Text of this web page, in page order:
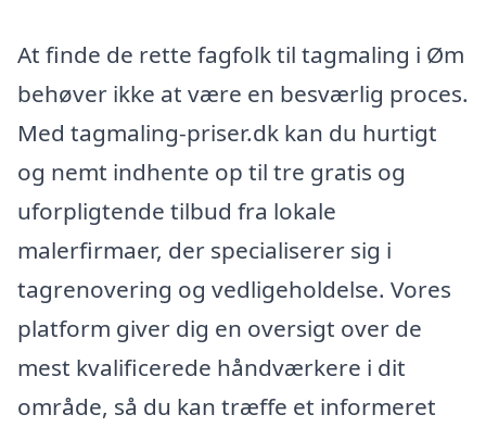
At finde de rette fagfolk til tagmaling i Øm
behøver ikke at være en besværlig proces.
Med tagmaling-priser.dk kan du hurtigt
og nemt indhente op til tre gratis og
uforpligtende tilbud fra lokale
malerfirmaer, der specialiserer sig i
tagrenovering og vedligeholdelse. Vores
platform giver dig en oversigt over de
mest kvalificerede håndværkere i dit
område, så du kan træffe et informeret